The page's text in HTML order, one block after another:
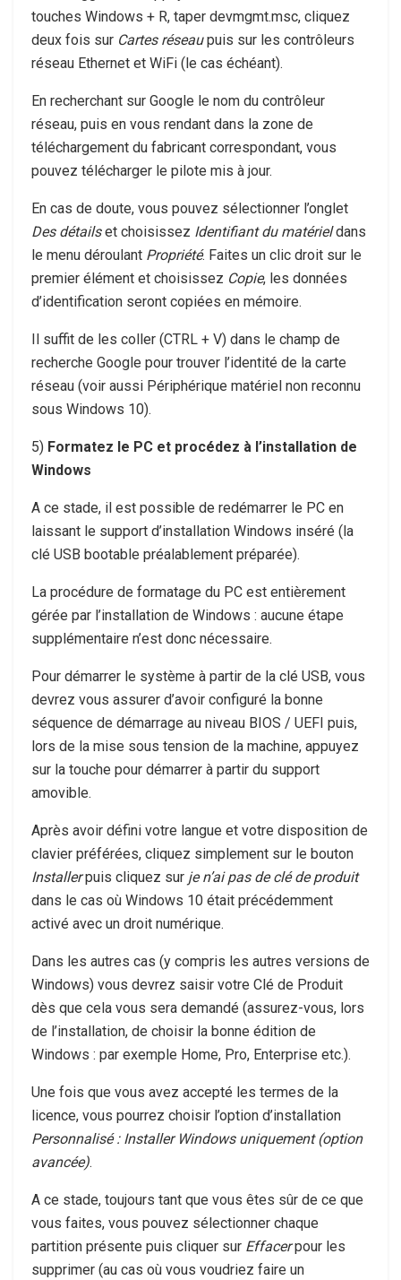
touches Windows + R, taper devmgmt.msc, cliquez
deux fois sur Cartes réseaupuis sur les contrôleurs
réseau Ethernet et WiFi (le cas échéant).
En recherchant sur Google le nom du contrôleur
réseau, puis en vous rendant dans la zone de
téléchargement du fabricant correspondant, vous
pouvez télécharger le pilote mis à jour.
En cas de doute, vous pouvez sélectionner l’onglet
Des détailset choisissez Identifiant du matérieldans
le menu déroulant Propriété. Faites un clic droit sur le
premier élément et choisissez Copie, les données
d’identification seront copiées en mémoire.
Il suffit de les coller (CTRL + V) dans le champ de
recherche Google pour trouver l’identité de la carte
réseau (voir aussi Périphérique matériel non reconnu
sous Windows 10).
5) Formatez le PC et procédez à l’installation de
Windows
A ce stade, il est possible de redémarrer le PC en
laissant le support d’installation Windows inséré (la
clé USB bootable préalablement préparée).
La procédure de formatage du PC est entièrement
gérée par l’installation de Windows : aucune étape
supplémentaire n’est donc nécessaire.
Pour démarrer le système à partir de la clé USB, vous
devrez vous assurer d’avoir configuré la bonne
séquence de démarrage au niveau BIOS / UEFI puis,
lors de la mise sous tension de la machine, appuyez
sur la touche pour démarrer à partir du support
amovible.
Après avoir défini votre langue et votre disposition de
clavier préférées, cliquez simplement sur le bouton
Installerpuis cliquez sur je n’ai pas de clé de produit
dans le cas où Windows 10 était précédemment
activé avec un droit numérique.
Dans les autres cas (y compris les autres versions de
Windows) vous devrez saisir votre Clé de Produit
dès que cela vous sera demandé (assurez-vous, lors
de l’installation, de choisir la bonne édition de
Windows : par exemple Home, Pro, Enterprise etc.).
Une fois que vous avez accepté les termes de la
licence, vous pourrez choisir l’option d’installation
Personnalisé : Installer Windows uniquement (option
avancée).
A ce stade, toujours tant que vous êtes sûr de ce que
vous faites, vous pouvez sélectionner chaque
partition présente puis cliquer sur Effacerpour les
supprimer (au cas où vous voudriez faire un